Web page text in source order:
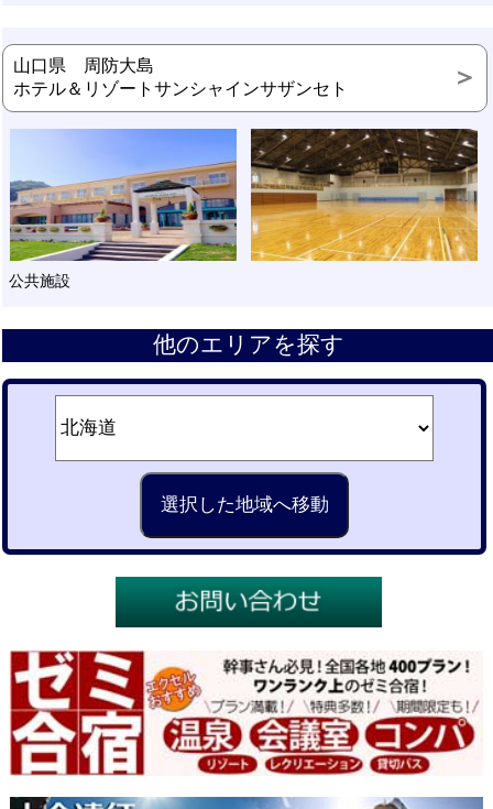
山口県 周防大島
ホテル＆リゾートサンシャインサザンセト
公共施設
他のエリアを探す